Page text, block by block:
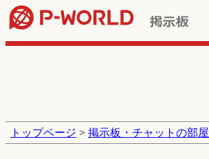
トップページ > 掲示板・チャットの部屋